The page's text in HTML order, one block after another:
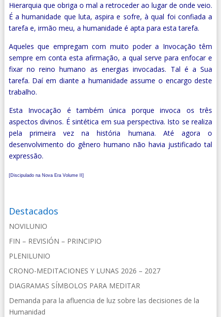
Hierarquia que obriga o mal a retroceder ao lugar de onde veio.
É a humanidade que luta, aspira e sofre, à qual foi confiada a
tarefa e, irmão meu, a humanidade é apta para esta tarefa.
Aqueles que empregam com muito poder a Invocação têm
sempre em conta esta afirmação, a qual serve para enfocar e
fixar no reino humano as energias invocadas. Tal é a Sua
tarefa. Daí em diante a humanidade assume o encargo deste
trabalho.
Esta Invocação é também única porque invoca os três
aspectos divinos. É sintética em sua perspectiva. Isto se realiza
pela primeira vez na história humana. Até agora o
desenvolvimento do gênero humano não havia justificado tal
expressão.
[Discipulado na Nova Era Volume II]
Destacados
NOVILUNIO
FIN – REVISIÓN – PRINCIPIO
PLENILUNIO
CRONO-MEDITACIONES Y LUNAS 2026 – 2027
DIAGRAMAS SÍMBOLOS PARA MEDITAR
Demanda para la afluencia de luz sobre las decisiones de la
Humanidad